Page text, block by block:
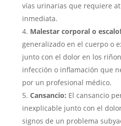
vías urinarias que requiere
inmediata.
Malestar corporal o
generalizado en el cuerpo o
junto con el dolor en los
infección o inflamación que
por un profesional médico.
Cansancio: El cansancio
inexplicable junto con el
signos de un problema